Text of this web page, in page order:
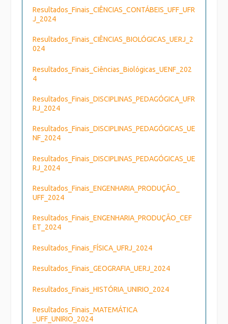
Resultados_Finais_CIÊNCIAS_CONTÁBEIS_UFF_UFR
J_2024
Resultados_Finais_CIÊNCIAS_BIOLÓGICAS_UERJ_2
024
Resultados_Finais_Ciências_Biológicas_UENF_202
4
Resultados_Finais_DISCIPLINAS_PEDAGÓGICA_UFR
RJ_2024
Resultados_Finais_DISCIPLINAS_PEDAGÓGICAS_UE
NF_2024
Resultados_Finais_DISCIPLINAS_PEDAGÓGICAS_UE
RJ_2024
Resultados_Finais_ENGENHARIA_PRODUÇÃO_
UFF_2024
Resultados_Finais_ENGENHARIA_PRODUÇÃO_CEF
ET_2024
Resultados_Finais_FÍSICA_UFRJ_2024
Resultados_Finais_GEOGRAFIA_UERJ_2024
Resultados_Finais_HISTÓRIA_UNIRIO_2024
Resultados_Finais_MATEMÁTICA
_UFF_UNIRIO_2024